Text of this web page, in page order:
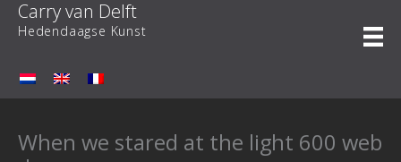
naar
inhoud
Carry van Delft
Hedendaagse Kunst
When we stared at the light 600 web